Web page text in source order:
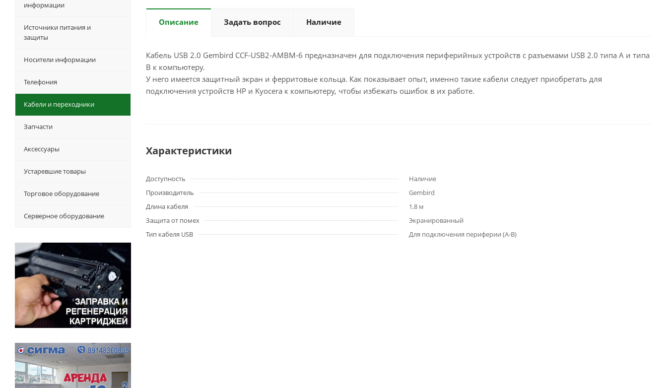
Описание Задать вопрос Наличие
Кабель USB 2.0 Gembird CCF-USB2-AMBM-6 предназначен для подключения периферийных устройств с разъемами USB 2.0 типа А и типа
B к компьютеру.
У него имеется защитный экран и ферритовые кольца. Как показывает опыт, именно такие кабели следует приобретать для
подключения устройств HP и Kyocera к компьютеру, чтобы избежать ошибок в их работе.
Характеристики
Доступность
Наличие
Производитель
Gembird
Длина кабеля
1,8 м
Защита от помех
Экранированный
Тип кабеля USB
Для подключения периферии (A-B)
информации
Источники питания и
защиты
Носители информации
Телефония
Кабели и переходники
Запчасти
Аксессуары
Устаревшие товары
Торговое оборудование
Серверное оборудование